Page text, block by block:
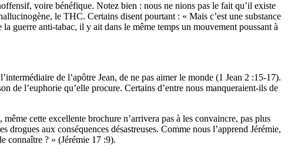
voire bénéfique. Notez bien : nous ne nions pas le fait qu’il existe
le THC. Certains disent pourtant : « Mais c’est une substance
guerre anti-tabac, il y ait dans le même temps un mouvement poussant à
de l’apôtre Jean, de ne pas aimer le monde (1 Jean 2 :15-17).
de l’euphorie qu’elle procure. Certains d’entre nous manqueraient-ils de
cette excellente brochure n’arrivera pas à les convaincre, pas plus
aux conséquences désastreuses. Comme nous l’apprend Jérémie,
connaître ? » (Jérémie 17 :9).